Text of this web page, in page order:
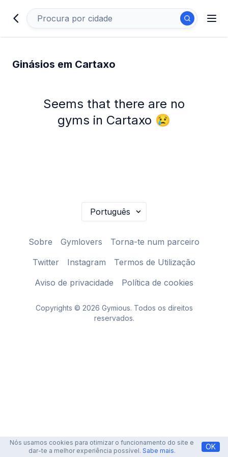
Ginásios em Cartaxo
Seems that there are no
gyms in Cartaxo 😢
Sobre Gymlovers
Torna-te num parceiro
Twitter
Instagram
Termos de Utilização
Aviso de privacidade
Política de cookies
Copyrights © 2026 Gymious. Todos os direitos
reservados.
Nós usamos cookies para otimizar o funcionamento do site e
dar-te a melhor experiência possível. Sabe mais. OK